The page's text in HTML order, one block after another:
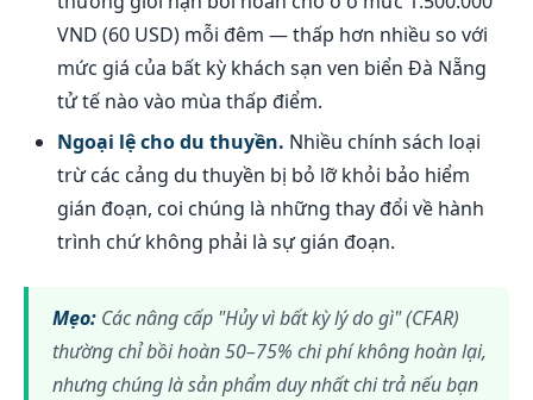
VND (60 USD) mỗi đêm — thấp hơn nhiều so với
mức giá của bất kỳ khách sạn ven biển Đà Nẵng
tử tế nào vào mùa thấp điểm.
Ngoại lệ cho du thuyền. Nhiều chính sách loại
trừ các cảng du thuyền bị bỏ lỡ khỏi bảo hiểm
gián đoạn, coi chúng là những thay đổi về hành
trình chứ không phải là sự gián đoạn.
Mẹo: Các nâng cấp "Hủy vì bất kỳ lý do gì" (CFAR)
thường chỉ bồi hoàn 50–75% chi phí không hoàn lại,
nhưng chúng là sản phẩm duy nhất chi trả nếu bạn